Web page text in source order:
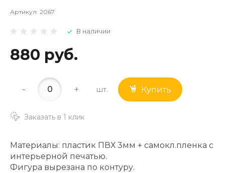
Артикул: 2067
В наличии
880 руб.
- + шт. Купить
Заказать в 1 клик
Материалы: пластик ПВХ 3мм + самокл.пленка с
интерьерной печатью.
Фигура вырезана по контуру.